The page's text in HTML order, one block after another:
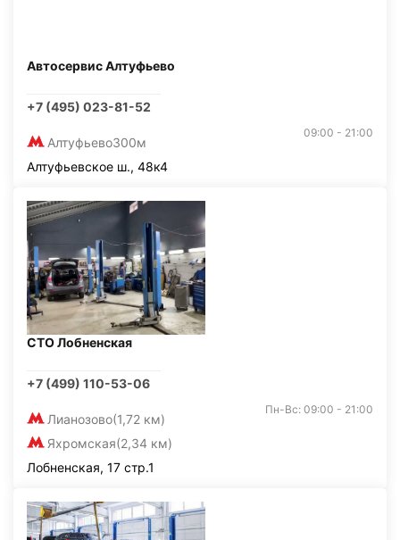
Автосервис Алтуфьево
+7 (495) 023-81-52
Алтуфьево300м
09:00 - 21:00
Алтуфьевское ш., 48к4
СТО Лобненская
+7 (499) 110-53-06
Лианозово(1,72 км)
Яхромская(2,34 км)
Пн-Вс: 09:00 - 21:00
Лобненская, 17 стр.1